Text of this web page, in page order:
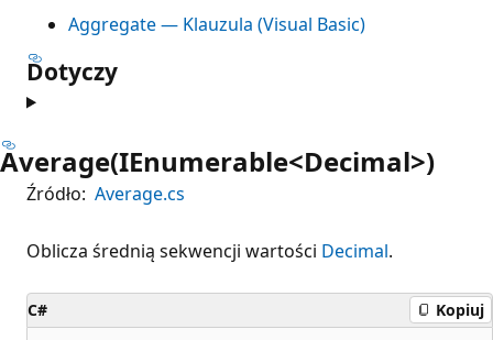
Aggregate — Klauzula (Visual Basic)
Dotyczy
Average(IEnumerable<Decimal>)
Źródło: Average.cs
Oblicza średnią sekwencji wartości Decimal.
C# Kopiuj